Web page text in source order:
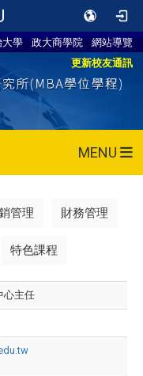
學 政大商學院
網站導覽
更新校友通訊
MENU
管理 財務管理
特色課程
心主任